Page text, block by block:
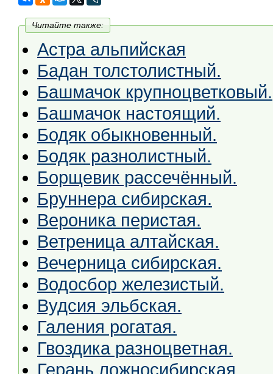
Читайте также:
Астра альпийская
Бадан толстолистный.
Башмачок крупноцветковый.
Башмачок настоящий.
Бодяк обыкновенный.
Бодяк разнолистный.
Борщевик рассечённый.
Бруннера сибирская.
Вероника перистая.
Ветреница алтайская.
Вечерница сибирская.
Водосбор железистый.
Вудсия эльбская.
Галения рогатая.
Гвоздика разноцветная.
Герань ложносибирская.